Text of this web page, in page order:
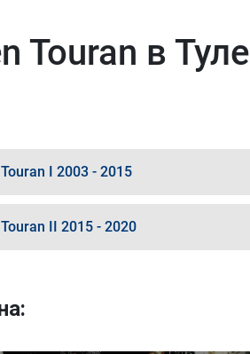
Touran в Туле
I 2003 - 2015
II 2015 - 2020